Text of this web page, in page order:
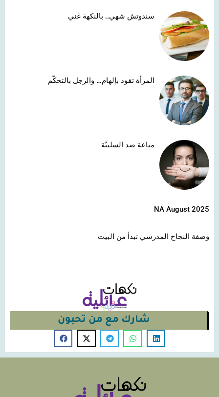
سندوتش شهي.. بالنكهة غني
المرأة تقود بإلهام… والرجل بالتحكّم
مناعة ضد السلبيّة
NA August 2025
وصفة النجاح المدرسي تبدأ من البيت
شارك مع من تحبون